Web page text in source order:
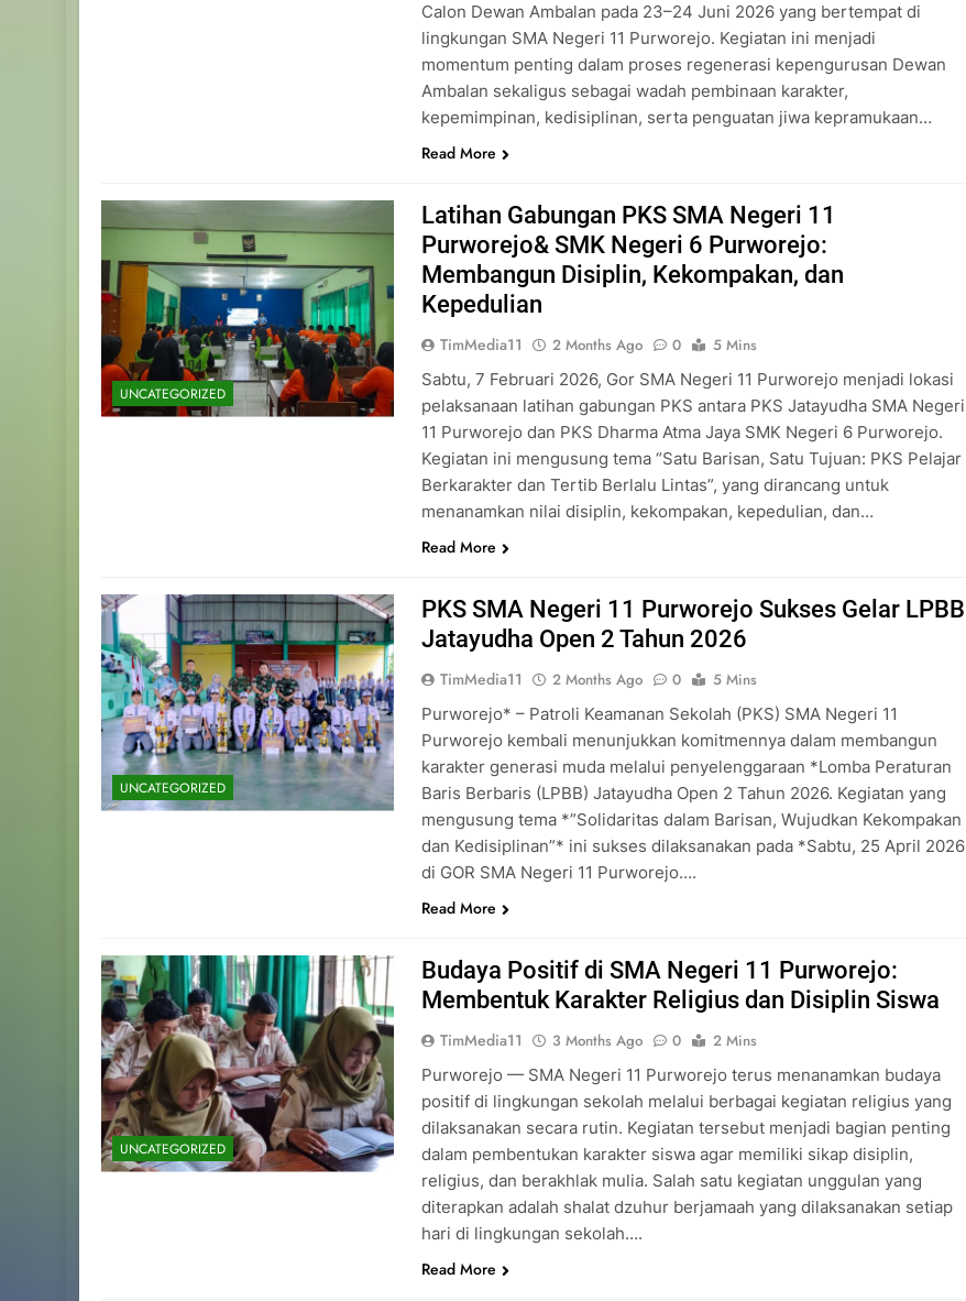
Calon Dewan Ambalan pada 23–24 Juni 2026 yang bertempat di
lingkungan SMA Negeri 11 Purworejo. Kegiatan ini menjadi
momentum penting dalam proses regenerasi kepengurusan Dewan
Ambalan sekaligus sebagai wadah pembinaan karakter,
kepemimpinan, kedisiplinan, serta penguatan jiwa kepramukaan…
Read More
UNCATEGORIZED
Latihan Gabungan PKS SMA Negeri 11
Purworejo& SMK Negeri 6 Purworejo:
Membangun Disiplin, Kekompakan, dan
Kepedulian
TimMedia11 2 Months Ago 0
5 Mins
Sabtu, 7 Februari 2026, Gor SMA Negeri 11 Purworejo menjadi lokasi
pelaksanaan latihan gabungan PKS antara PKS Jatayudha SMA Negeri
11 Purworejo dan PKS Dharma Atma Jaya SMK Negeri 6 Purworejo.
Kegiatan ini mengusung tema “Satu Barisan, Satu Tujuan: PKS Pelajar
Berkarakter dan Tertib Berlalu Lintas”, yang dirancang untuk
menanamkan nilai disiplin, kekompakan, kepedulian, dan…
Read More
UNCATEGORIZED
PKS SMA Negeri 11 Purworejo Sukses Gelar LPBB
Jatayudha Open 2 Tahun 2026
TimMedia11 2 Months Ago 0
5 Mins
Purworejo* – Patroli Keamanan Sekolah (PKS) SMA Negeri 11
Purworejo kembali menunjukkan komitmennya dalam membangun
karakter generasi muda melalui penyelenggaraan *Lomba Peraturan
Baris Berbaris (LPBB) Jatayudha Open 2 Tahun 2026. Kegiatan yang
mengusung tema *”Solidaritas dalam Barisan, Wujudkan Kekompakan
dan Kedisiplinan”* ini sukses dilaksanakan pada *Sabtu, 25 April 2026
di GOR SMA Negeri 11 Purworejo….
Read More
UNCATEGORIZED
Budaya Positif di SMA Negeri 11 Purworejo:
Membentuk Karakter Religius dan Disiplin Siswa
TimMedia11 3 Months Ago 0
2 Mins
Purworejo — SMA Negeri 11 Purworejo terus menanamkan budaya
positif di lingkungan sekolah melalui berbagai kegiatan religius yang
dilaksanakan secara rutin. Kegiatan tersebut menjadi bagian penting
dalam pembentukan karakter siswa agar memiliki sikap disiplin,
religius, dan berakhlak mulia. Salah satu kegiatan unggulan yang
diterapkan adalah shalat dzuhur berjamaah yang dilaksanakan setiap
hari di lingkungan sekolah….
Read More